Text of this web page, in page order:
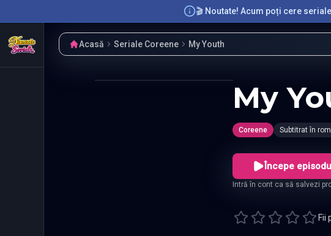
🎬 Noutate! Acum poți cere
Acasă Seriale Coreene My Youth
My
Coreene Subtitrat în
Începe
Intră în cont ca să salvezi
Fii